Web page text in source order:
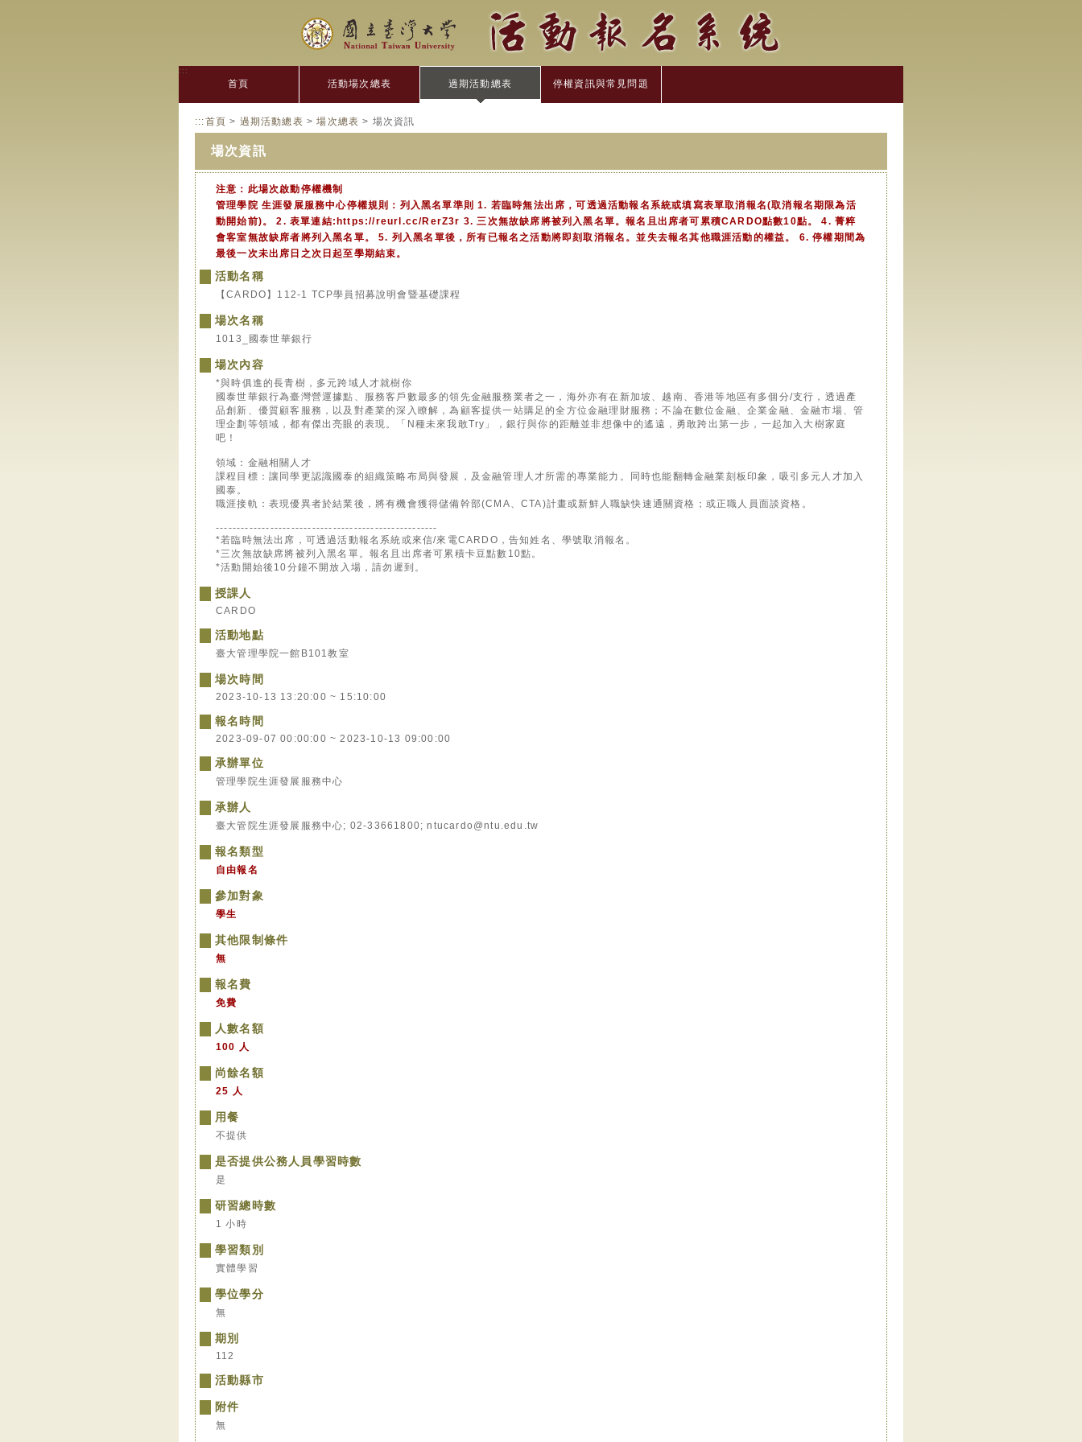
:::
首頁 活動場次總表 過期活動總表 停權資訊與常見問題
:::首頁 > 過期活動總表 >場次總表 > 場次資訊
場次資訊
注意：此場次啟動停權機制
管理學院 生涯發展服務中心停權規則：列入黑名單準則 1. 若臨時無法出席，可透過活動報名系統或填寫表單取消報名(取消報名期限為活
動開始前)。 2. 表單連結:https://reurl.cc/RerZ3r 3. 三次無故缺席將被列入黑名單。報名且出席者可累積CARDO點數10點。 4. 菁粹
會客室無故缺席者將列入黑名單。 5. 列入黑名單後，所有已報名之活動將即刻取消報名。並失去報名其他職涯活動的權益。 6. 停權期間為
最後一次未出席日之次日起至學期結束。
活動名稱
【CARDO】112-1 TCP學員招募說明會暨基礎課程
場次名稱
1013_國泰世華銀行
場次內容
*與時俱進的長青樹，多元跨域人才就樹你
國泰世華銀行為臺灣營運據點、服務客戶數最多的領先金融服務業者之一，海外亦有在新加坡、越南、香港等地區有多個分/支行，透過產
品創新、優質顧客服務，以及對產業的深入瞭解，為顧客提供一站購足的全方位金融理財服務；不論在數位金融、企業金融、金融市場、管
理企劃等領域，都有傑出亮眼的表現。「N種未來我敢Try」，銀行與你的距離並非想像中的遙遠，勇敢跨出第一步，一起加入大樹家庭
吧！
領域：金融相關人才
課程目標：讓同學更認識國泰的組織策略布局與發展，及金融管理人才所需的專業能力。同時也能翻轉金融業刻板印象，吸引多元人才加入
國泰。
職涯接軌：表現優異者於結業後，將有機會獲得儲備幹部(CMA、CTA)計畫或新鮮人職缺快速通關資格；或正職人員面談資格。
-----------------------------------------------------
*若臨時無法出席，可透過活動報名系統或來信/來電CARDO，告知姓名、學號取消報名。
*三次無故缺席將被列入黑名單。報名且出席者可累積卡豆點數10點。
*活動開始後10分鐘不開放入場，請勿遲到。
授課人
CARDO
活動地點
臺大管理學院一館B101教室
場次時間
2023-10-13 13:20:00 ~ 15:10:00
報名時間
2023-09-07 00:00:00 ~ 2023-10-13 09:00:00
承辦單位
管理學院生涯發展服務中心
承辦人
臺大管院生涯發展服務中心; 02-33661800; ntucardo@ntu.edu.tw
報名類型
自由報名
參加對象
學生
其他限制條件
無
報名費
免費
人數名額
100 人
尚餘名額
25 人
用餐
不提供
是否提供公務人員學習時數
是
研習總時數
1 小時
學習類別
實體學習
學位學分
無
期別
112
活動縣市
附件
無